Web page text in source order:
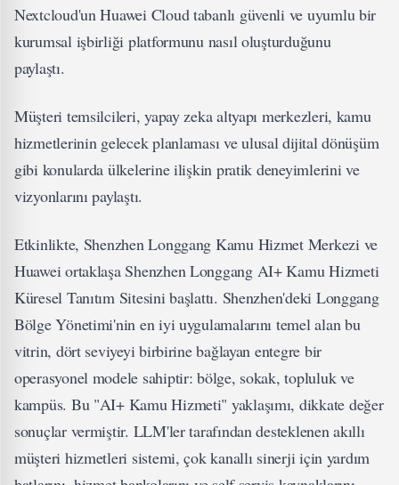
Nextcloud'un Huawei Cloud tabanlı güvenli ve uyumlu bir
kurumsal işbirliği platformunu nasıl oluşturduğunu
paylaştı.
Müşteri temsilcileri, yapay zeka altyapı merkezleri, kamu
hizmetlerinin gelecek planlaması ve ulusal dijital dönüşüm
gibi konularda ülkelerine ilişkin pratik deneyimlerini ve
vizyonlarını paylaştı.
Etkinlikte, Shenzhen Longgang Kamu Hizmet Merkezi ve
Huawei ortaklaşa Shenzhen Longgang AI+ Kamu Hizmeti
Küresel Tanıtım Sitesini başlattı. Shenzhen'deki Longgang
Bölge Yönetimi'nin en iyi uygulamalarını temel alan bu
vitrin, dört seviyeyi birbirine bağlayan entegre bir
operasyonel modele sahiptir: bölge, sokak, topluluk ve
kampüs. Bu "AI+ Kamu Hizmeti" yaklaşımı, dikkate değer
sonuçlar vermiştir. LLM'ler tarafından desteklenen akıllı
müşteri hizmetleri sistemi, çok kanallı sinerji için yardım